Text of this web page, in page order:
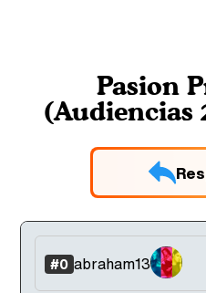
Pasion
(Audiencias
#0 abraham13